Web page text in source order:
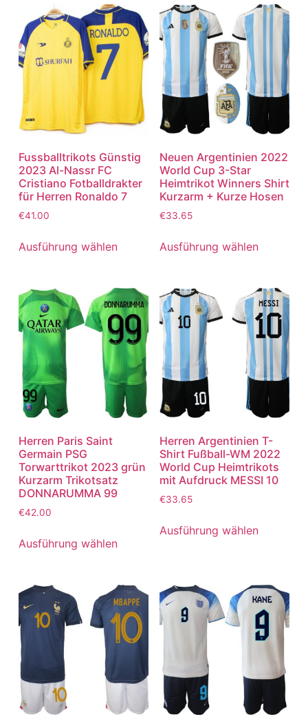
Fussballtrikots Günstig
2023 Al-Nassr FC
Cristiano Fotballdrakter
für Herren Ronaldo 7
€41.00
Ausführung wählen
Neuen Argentinien 2022
World Cup 3-Star
Heimtrikot Winners Shirt
Kurzarm + Kurze Hosen
€33.65
Ausführung wählen
Herren Paris Saint
Germain PSG
Torwarttrikot 2023 grün
Kurzarm Trikotsatz
DONNARUMMA 99
€42.00
Ausführung wählen
Herren Argentinien T-
Shirt Fußball-WM 2022
World Cup Heimtrikots
mit Aufdruck MESSI 10
€33.65
Ausführung wählen